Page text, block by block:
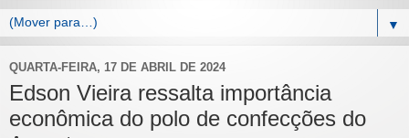
▼
QUARTA-FEIRA, 17 DE ABRIL DE 2024
Edson Vieira ressalta importância
econômica do polo de confecções do